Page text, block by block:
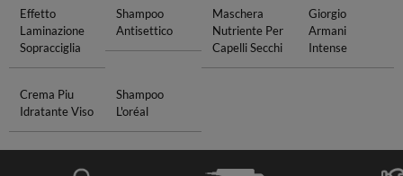
Effetto
Laminazione
Sopracciglia
Shampoo
Antisettico
Maschera
Nutriente Per
Capelli Secchi
Giorgio
Armani
Intense
Crema Piu
Idratante Viso
Shampoo
L'oréal